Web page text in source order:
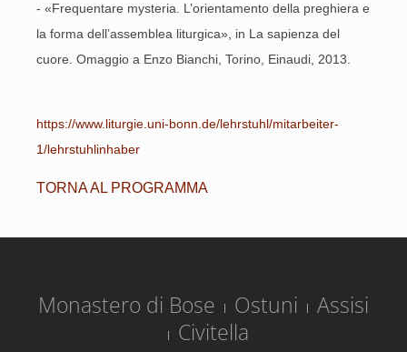
- «Frequentare mysteria. L’orientamento della preghiera e
la forma dell’assemblea liturgica», in La sapienza del
cuore. Omaggio a Enzo Bianchi, Torino, Einaudi, 2013.
https://www.liturgie.uni-bonn.de/lehrstuhl/mitarbeiter-
1/lehrstuhlinhaber
TORNA AL PROGRAMMA
Monastero di Bose Ostuni
Assisi
Civitella